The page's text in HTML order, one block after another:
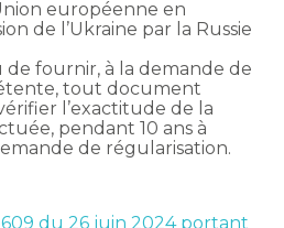
européenne en
de l’Ukraine par la Russie
de fournir, à la demande de
tout document
l’exactitude de la
pendant 10 ans à
de régularisation.
du 26 juin 2024 portant